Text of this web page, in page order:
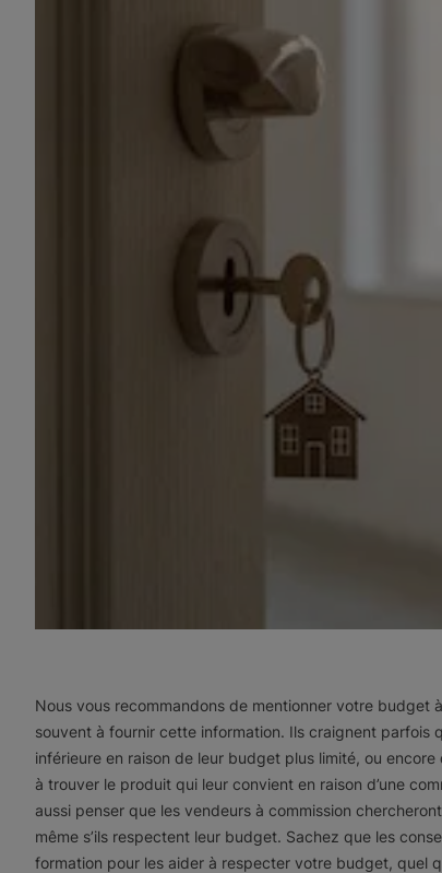
Nous vous recommandons de mentionner votre budget
souvent à fournir cette information. Ils craignent
inférieure en raison de leur budget plus limité, ou
à trouver le produit qui leur convient en raison d’une
aussi penser que les vendeurs à commission
même s’ils respectent leur budget. Sachez que les
formation pour les aider à respecter votre budget, quel